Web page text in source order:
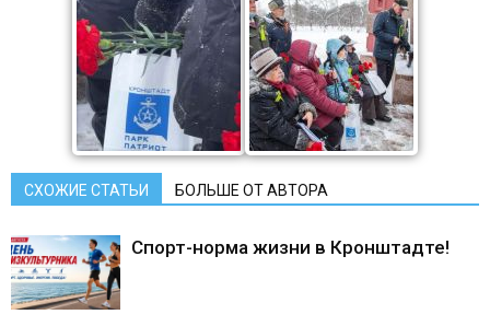
СХОЖИЕ СТАТЬИ БОЛЬШЕ ОТ АВТОРА
Спорт-норма жизни в Кронштадте!